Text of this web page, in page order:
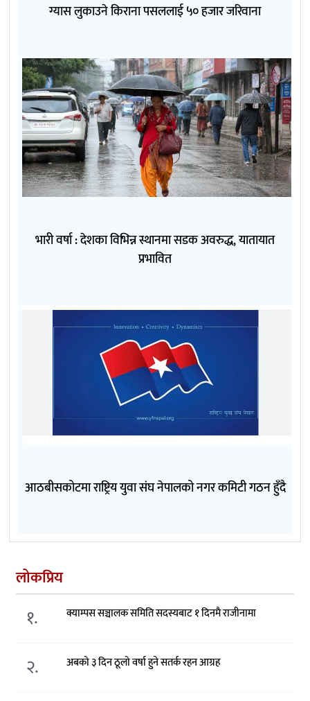
ग्यास लुकाउने किराना पसललाई ५० हजार जरिवाना
भारी वर्षा : देशका विभिन्न स्थानमा सडक अवरुद्ध, यातायात
प्रभावित
आठबीसकोटमा राष्ट्रिय युवा संघ नेपालको नगर कमिटी गठन हुँदै
लोकप्रिय
१. क्याम्पस सञ्चालक समिति सदस्यबाट १ दिनमै राजीनामा
२. अबको ३ दिन ठूलो वर्षा हुने सतर्क रहन आग्रह